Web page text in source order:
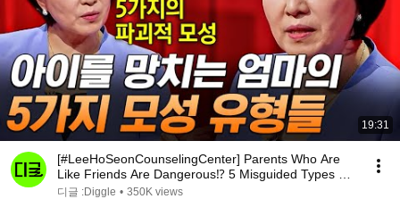
19:31
[#LeeHoSeonCounselingCenter] Parents Who Are
Like Friends Are Dangerous⁉️ 5 Misguided Types of
Mo...
디글 :Diggle • 350K views